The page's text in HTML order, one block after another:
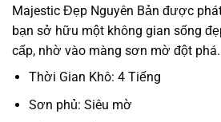
Majestic Đẹp Nguyên Bản được
bạn sở hữu một không gian sống
cấp, nhờ vào màng sơn mờ đột phá.
Thời Gian Khô: 4 Tiếng
Sơn phủ: Siêu mờ